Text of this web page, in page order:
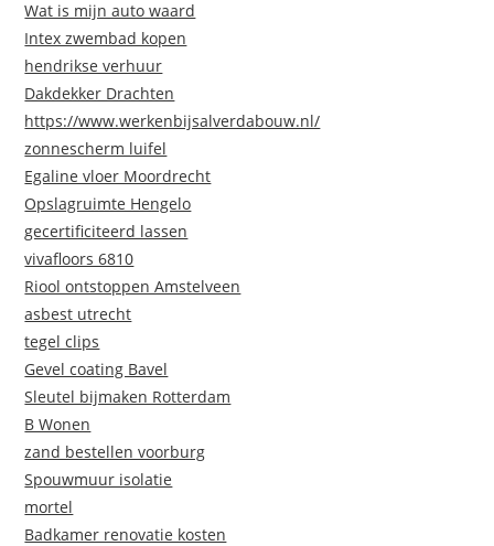
Wat is mijn auto waard
Intex zwembad kopen
hendrikse verhuur
Dakdekker Drachten
https://www.werkenbijsalverdabouw.nl/
zonnescherm luifel
Egaline vloer Moordrecht
Opslagruimte Hengelo
gecertificiteerd lassen
vivafloors 6810
Riool ontstoppen Amstelveen
asbest utrecht
tegel clips
Gevel coating Bavel
Sleutel bijmaken Rotterdam
B Wonen
zand bestellen voorburg
Spouwmuur isolatie
mortel
Badkamer renovatie kosten